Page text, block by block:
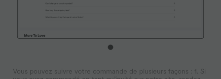
Vous pouvez suivre votre commande de plusieurs façons : 1. Si